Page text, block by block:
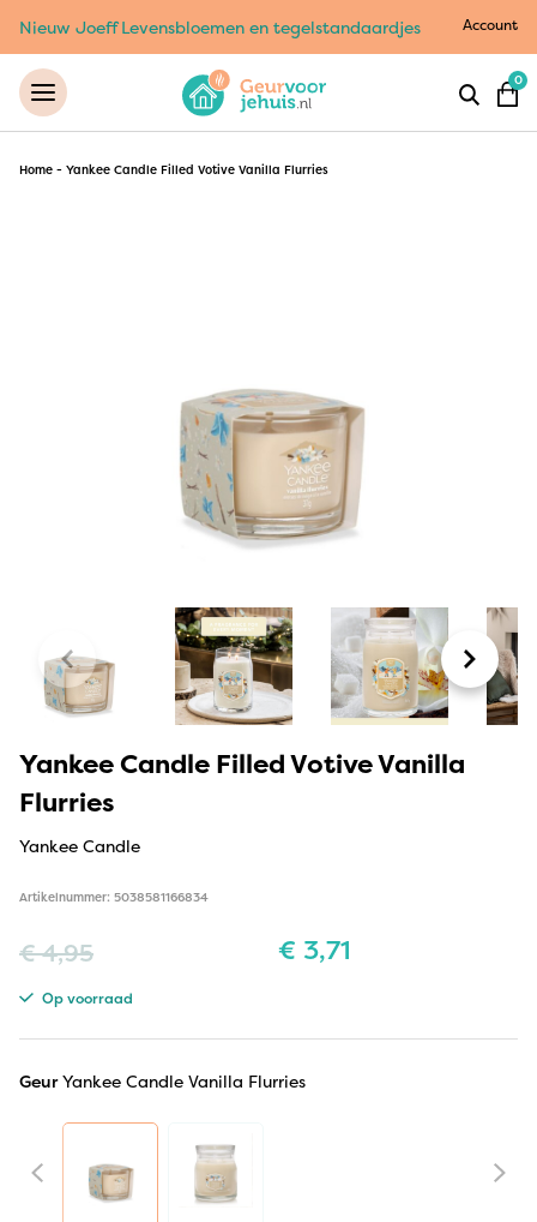
Nieuw Joeff Levensbloemen en tegelstandaardjes Account
0
Home - Yankee Candle Filled Votive Vanilla Flurries
Yankee Candle Filled Votive Vanilla
Flurries
Yankee Candle
Artikelnummer: 5038581166834
€4,95 € 3,71
Op voorraad
GeurYankee Candle Vanilla Flurries